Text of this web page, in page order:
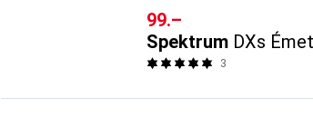
CHF
99.–
Spektrum DXs
3